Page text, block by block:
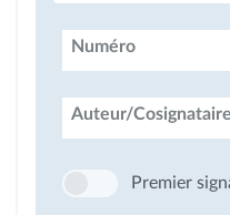
Numéro
Auteur/
Premier